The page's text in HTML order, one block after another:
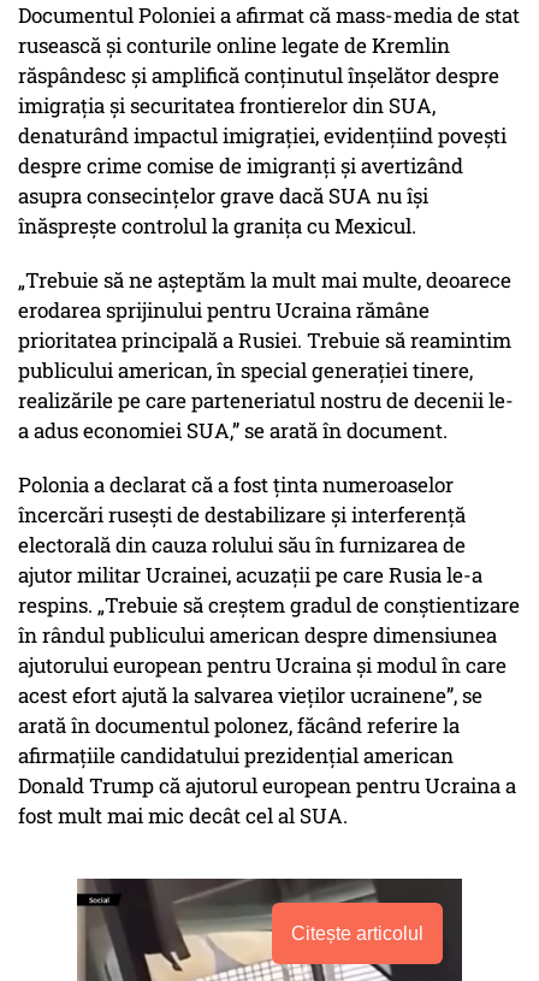
Documentul Poloniei a afirmat că mass-media de stat
rusească și conturile online legate de Kremlin
răspândesc și amplifică conținutul înșelător despre
imigrația și securitatea frontierelor din SUA,
denaturând impactul imigrației, evidențiind povești
despre crime comise de imigranți și avertizând
asupra consecințelor grave dacă SUA nu își
înăsprește controlul la granița cu Mexicul.
„Trebuie să ne așteptăm la mult mai multe, deoarece
erodarea sprijinului pentru Ucraina rămâne
prioritatea principală a Rusiei. Trebuie să reamintim
publicului american, în special generației tinere,
realizările pe care parteneriatul nostru de decenii le-
a adus economiei SUA,” se arată în document.
Polonia a declarat că a fost ținta numeroaselor
încercări rusești de destabilizare și interferență
electorală din cauza rolului său în furnizarea de
ajutor militar Ucrainei, acuzații pe care Rusia le-a
respins. „Trebuie să creștem gradul de conștientizare
în rândul publicului american despre dimensiunea
ajutorului european pentru Ucraina și modul în care
acest efort ajută la salvarea vieților ucrainene”, se
arată în documentul polonez, făcând referire la
afirmațiile candidatului prezidențial american
Donald Trump că ajutorul european pentru Ucraina a
fost mult mai mic decât cel al SUA.
Citește articolul